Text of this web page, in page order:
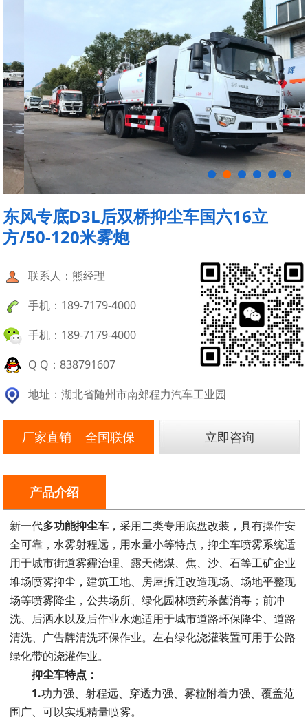
东风专底D3L后双桥抑尘车国六16立
方/50-120米雾炮
联系人：熊经理
手机：189-7179-4000
手机：189-7179-4000
Q Q：838791607
地址：湖北省随州市南郊程力汽车工业园
厂家直销 全国联保 立即咨询
产品介绍
新一代多功能抑尘车，采用二类专用底盘改装，具有操作安
全可靠，水雾射程远，用水量小等特点，抑尘车喷雾系统适
用于城市街道雾霾治理、露天储煤、焦、沙、石等工矿企业
堆场喷雾抑尘，建筑工地、房屋拆迁改造现场、场地平整现
场等喷雾降尘，公共场所、绿化园林喷药杀菌消毒；前冲
洗、后洒水以及后作业水炮适用于城市道路环保降尘、道路
清洗、广告牌清洗环保作业。左右绿化浇灌装置可用于公路
绿化带的浇灌作业。
抑尘车特点 ：
1.功力强、射程远、穿透力强、雾粒附着力强、覆盖范
围广、可以实现精量喷雾。